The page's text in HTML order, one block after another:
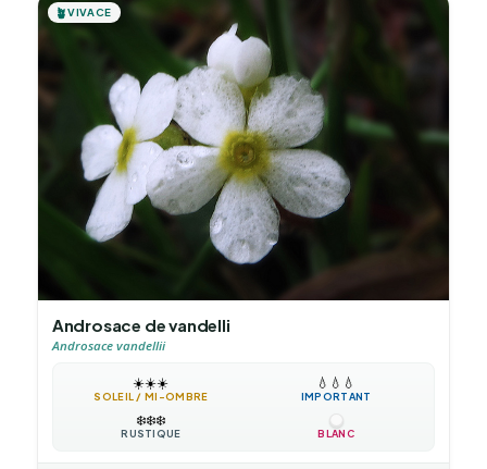
🪴VIVACE
Androsace de vandelli
Androsace vandellii
☀️☀️☀️
SOLEIL / MI-OMBRE
💧 💧 💧
IMPORTANT
❄️❄️❄️
RUSTIQUE BLANC